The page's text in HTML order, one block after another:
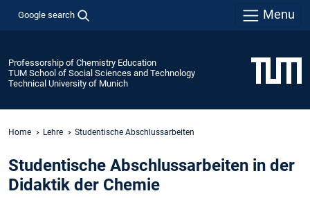
Google search Menu
Professorship of Chemistry Education
TUM School of Social Sciences and Technology
Technical University of Munich
Home Lehre Studentische Abschlussarbeiten
Studentische Abschlussarbeiten in der
Didaktik der Chemie